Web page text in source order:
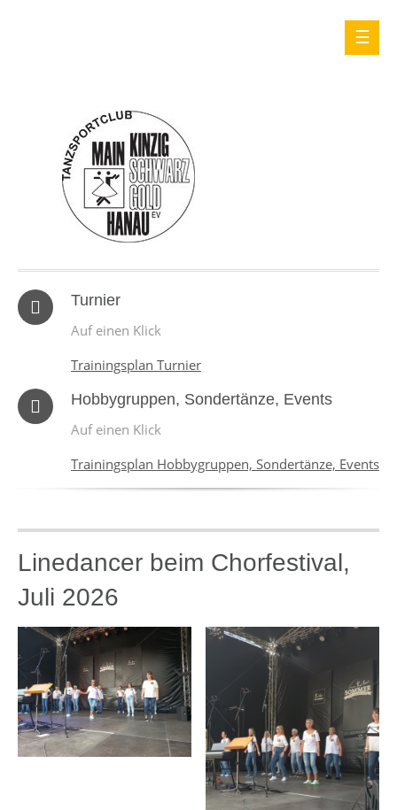
Turnier
Auf einen Klick
Trainingsplan Turnier
Hobbygruppen, Sondertänze, Events
Auf einen Klick
Trainingsplan Hobbygruppen, Sondertänze, Events
Linedancer beim Chorfestival,
Juli 2026